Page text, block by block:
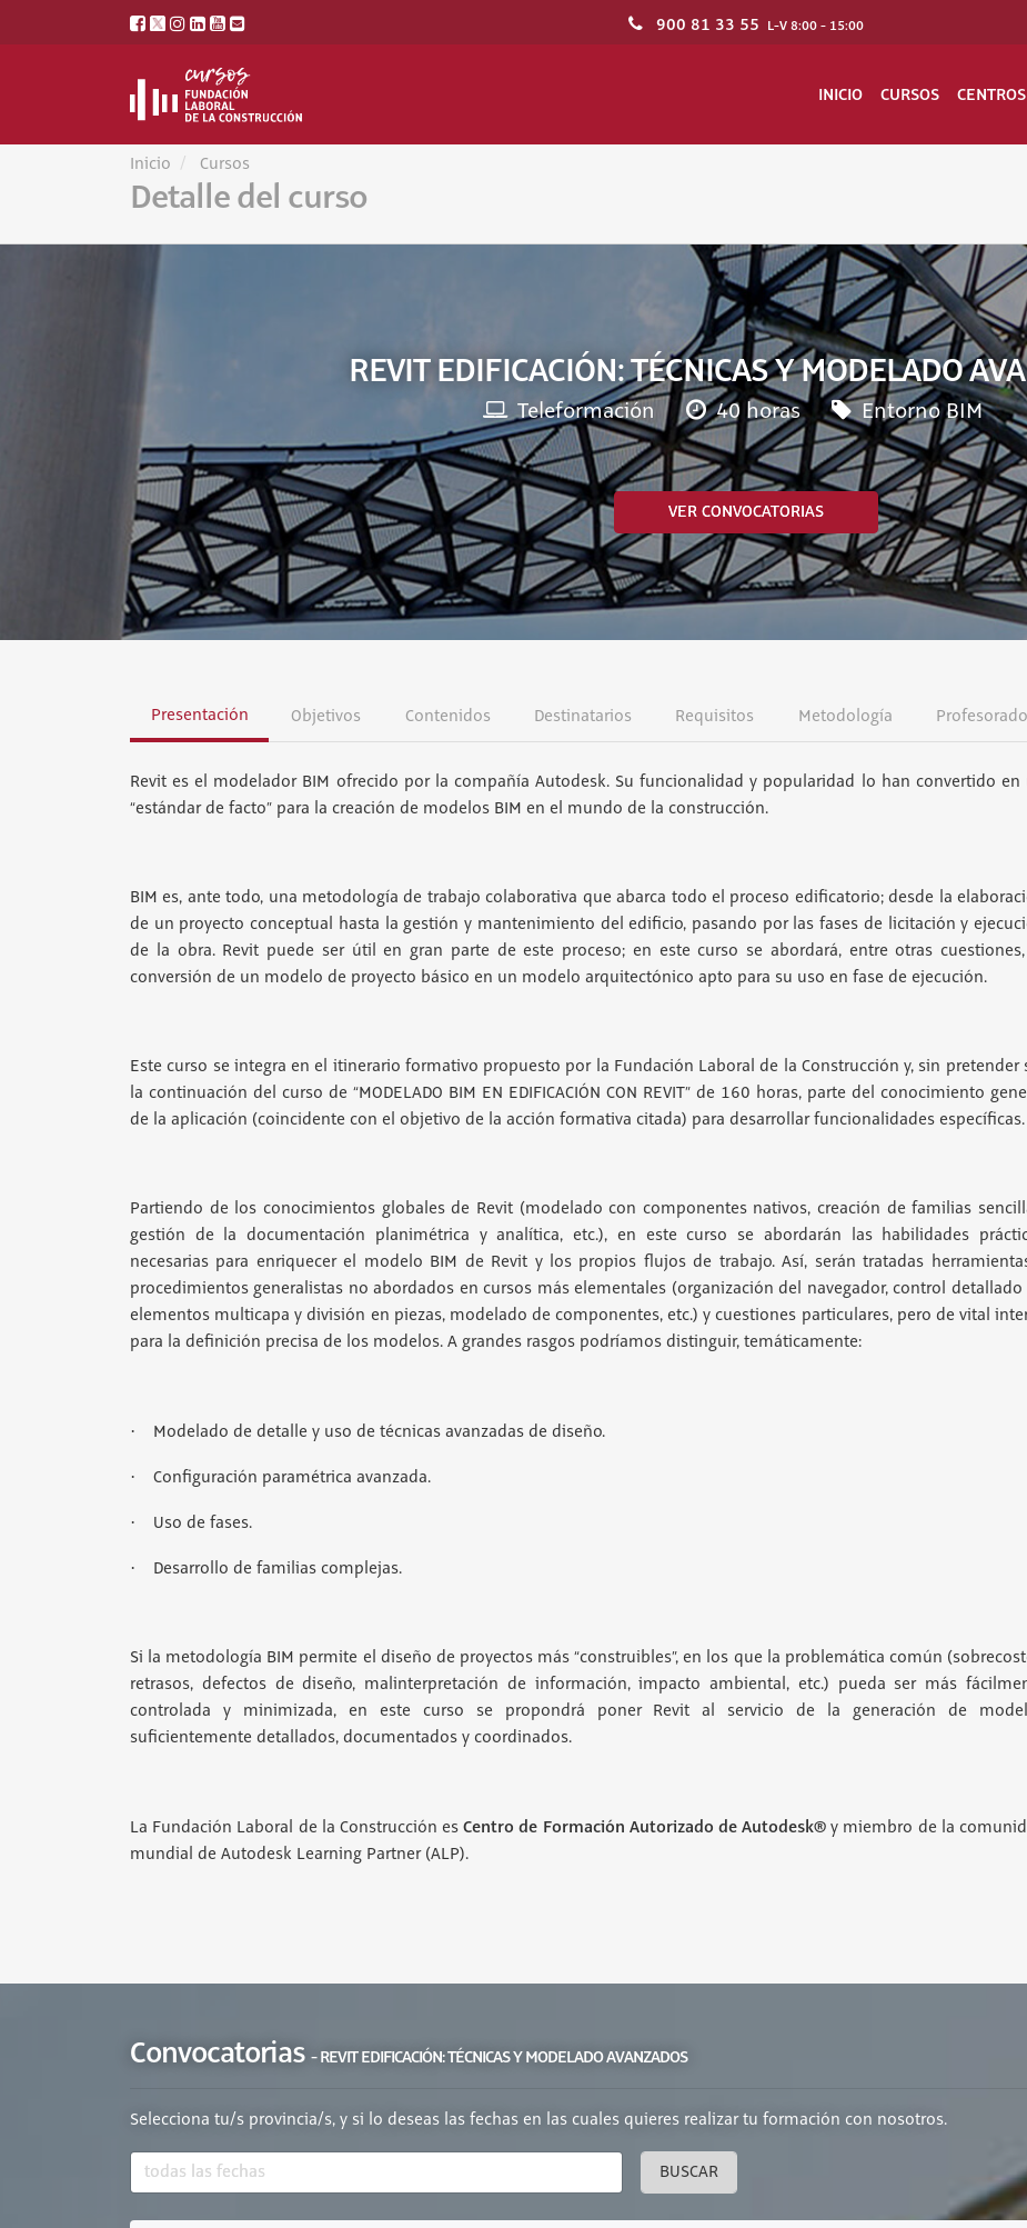
900 81 33 55 L-V 8:00 - 15:00
INICIO CURSOS CENTROS
Inicio Cursos
Detalle del curso
REVIT EDIFICACIÓN: TÉCNICAS Y MODELADO
Teleformación 40 horas Entorno BIM
VER CONVOCATORIAS
Presentación Objetivos Contenidos Destinatarios Requisitos Metodología Profesorado
Revit es el modelador BIM ofrecido por la compañía Autodesk. Su funcionalidad y popularidad lo han convertido en
“estándar de facto” para la creación de modelos BIM en el mundo de la construcción.
BIM es, ante todo, una metodología de trabajo colaborativa que abarca todo el proceso edificatorio; desde la
de un proyecto conceptual hasta la gestión y mantenimiento del edificio, pasando por las fases de licitación y
de la obra. Revit puede ser útil en gran parte de este proceso; en este curso se abordará, entre otras
conversión de un modelo de proyecto básico en un modelo arquitectónico apto para su uso en fase de ejecución.
Este curso se integra en el itinerario formativo propuesto por la Fundación Laboral de la Construcción y, sin pretender
la continuación del curso de “MODELADO BIM EN EDIFICACIÓN CON REVIT” de 160 horas, parte del conocimiento
de la aplicación (coincidente con el objetivo de la acción formativa citada) para desarrollar funcionalidades específicas.
Partiendo de los conocimientos globales de Revit (modelado con componentes nativos, creación de familias
gestión de la documentación planimétrica y analítica, etc.), en este curso se abordarán las habilidades
necesarias para enriquecer el modelo BIM de Revit y los propios flujos de trabajo. Así, serán tratadas
procedimientos generalistas no abordados en cursos más elementales (organización del navegador, control detallado
elementos multicapa y división en piezas, modelado de componentes, etc.) y cuestiones particulares, pero de vital
para la definición precisa de los modelos. A grandes rasgos podríamos distinguir, temáticamente:
· Modelado de detalle y uso de técnicas avanzadas de diseño.
· Configuración paramétrica avanzada.
· Uso de fases.
· Desarrollo de familias complejas.
Si la metodología BIM permite el diseño de proyectos más “construibles”, en los que la problemática común
retrasos, defectos de diseño, malinterpretación de información, impacto ambiental, etc.) pueda ser más
controlada y minimizada, en este curso se propondrá poner Revit al servicio de la generación de
suficientemente detallados, documentados y coordinados.
La Fundación Laboral de la Construcción esCentro de Formación Autorizado de Autodesk® y miembro de la
mundial de Autodesk Learning Partner (ALP).
Convocatorias - REVIT EDIFICACIÓN: TÉCNICAS Y MODELADO AVANZADOS
Selecciona tu/s provincia/s, y si lo deseas las fechas en las cuales quieres realizar tu formación con nosotros.
BUSCAR